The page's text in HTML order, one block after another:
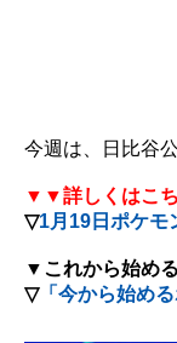
今週は、日比谷
▼▼詳しくはこ
▽1月19日ポケモ
▼これから始め
▽「今から始める